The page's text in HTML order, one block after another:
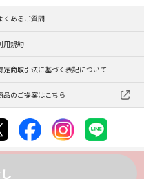
くあるご質問
用規約
定商取引法に基づく表記について
品のご提案はこちら